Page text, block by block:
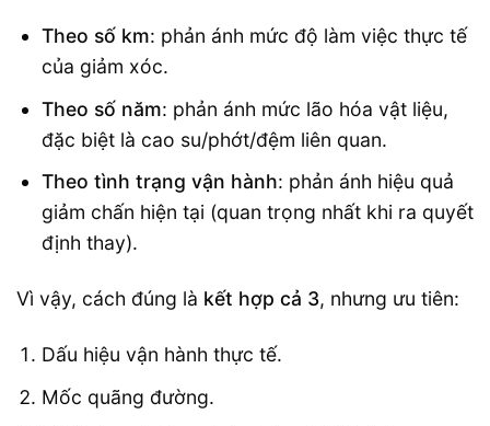
Theo số km: phản ánh mức độ làm việc thực tế
của giảm xóc.
Theo số năm: phản ánh mức lão hóa vật liệu,
đặc biệt là cao su/phớt/đệm liên quan.
Theo tình trạng vận hành: phản ánh hiệu quả
giảm chấn hiện tại (quan trọng nhất khi ra quyết
định thay).
Vì vậy, cách đúng là kết hợp cả 3, nhưng ưu tiên:
Dấu hiệu vận hành thực tế.
Mốc quãng đường.